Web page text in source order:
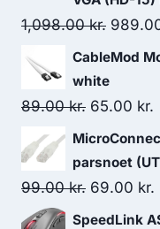
1,098.00kr.
price
CableMod
white
89.00kr. Original
price
was:
89.00 kr..
65.00 kr.
parsnoet
99.00kr. Original
price
69.00 kr.
SpeedLink